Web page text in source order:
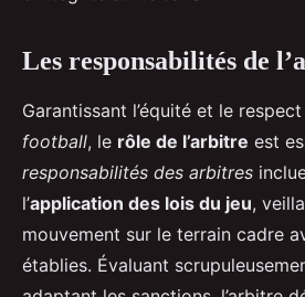
Les responsabilités de
Garantissant l’équité et le
football, le rôle de l’arbitre est
responsabilités des arbitres
l’application des lois du jeu,
mouvement sur le terrain cadre
établies. Évaluant